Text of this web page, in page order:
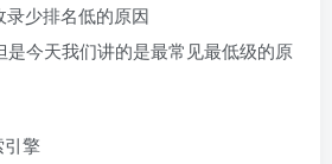
少排名低的原因
是今天我们讲的是最常见最低级的原
擎